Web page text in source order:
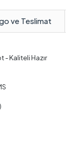
ve Teslimat
- Kaliteli Hazır